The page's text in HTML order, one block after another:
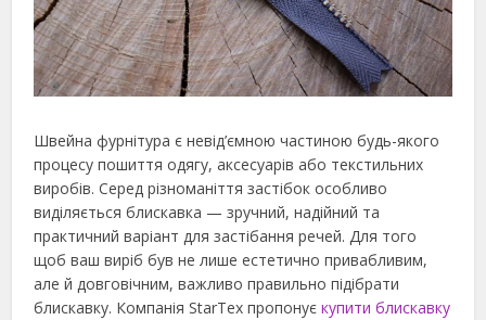
Швейна фурнітура є невід’ємною частиною будь-якого
процесу пошиття одягу, аксесуарів або текстильних
виробів. Серед різноманіття застібок особливо
виділяється блискавка — зручний, надійний та
практичний варіант для застібання речей. Для того
щоб ваш виріб був нелише естетично привабливим,
але й довговічним, важливо правильно підібрати
блискавку. Компанія StarTex пропонуєкупити блискавку